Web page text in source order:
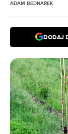
ADAM BEDNAREK
DODAJ